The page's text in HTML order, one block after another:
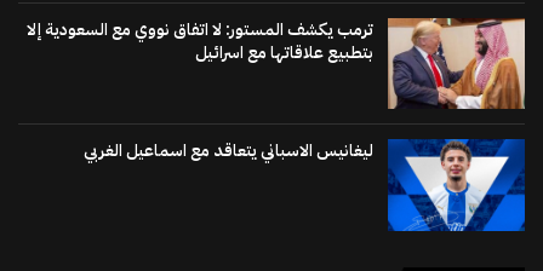
ترمب يكشف المستور: لا اتفاق نووي مع السعودية إلا
بتطبيع علاقاتها مع اسرائيل
ليغانيس الاسباني يتعاقد مع اسماعيل الغربي